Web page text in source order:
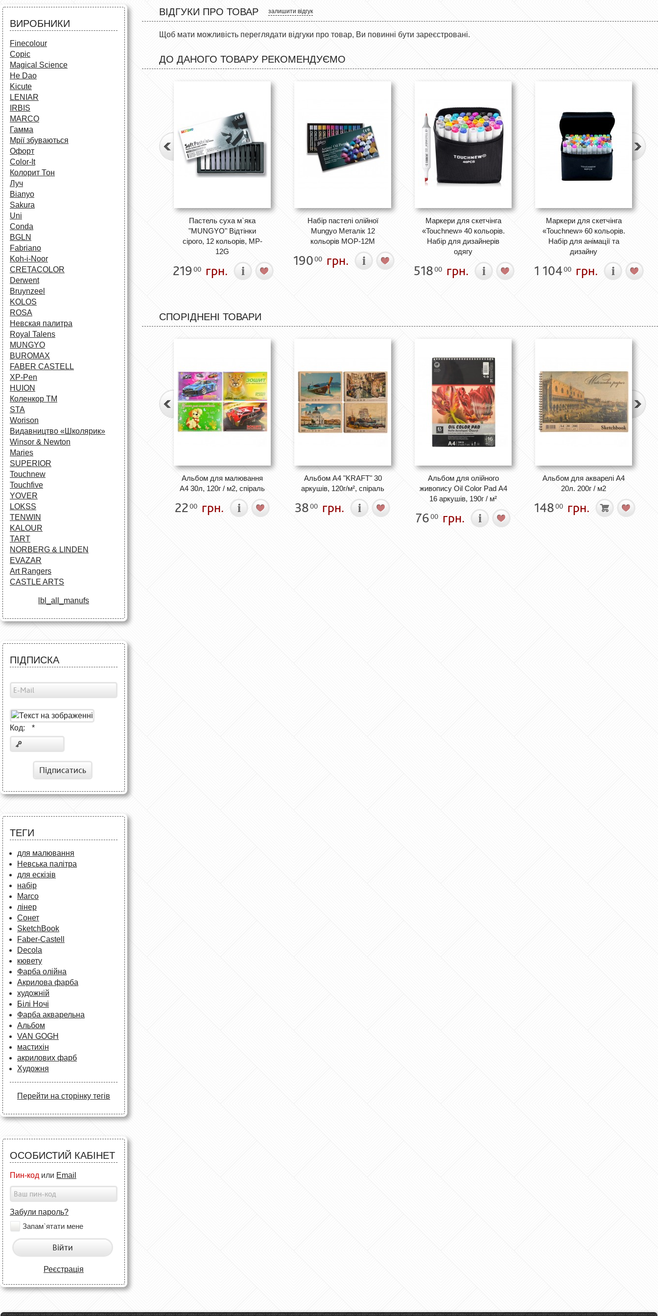
Аксесуари для школярів
ВИРОБНИКИ
Finecolour
Copic
Magical Science
He Dao
Kicute
LENIAR
IRBIS
MARCO
Гамма
Мрії збуваються
Офорт
Сolor-It
Колорит Тон
Луч
Bianyo
Sakura
Uni
Conda
BGLN
Fabriano
Koh-i-Noor
CRETACOLOR
Derwent
Bruynzeel
KOLOS
ROSA
Невская палитра
Royal Talens
MUNGYO
BUROMAX
FABER CASTELL
XP-Pen
HUION
Коленкор ТМ
STA
Worison
Видавництво «Школярик»
Winsor & Newton
Maries
SUPERIOR
Touchnew
Touchfive
YOVER
LOKSS
TENWIN
KALOUR
TART
NORBERG & LINDEN
EVAZAR
Art Rangers
CASTLE ARTS
lbl_all_manufs
ПІДПИСКА
Код: *
Підписатись
ТЕГИ
для малювання
Невська палітра
для ескізів
набір
Marco
лінер
Сонет
SketchBook
Faber-Castell
Decola
кювету
Фарба олійна
Акрилова фарба
художній
Білі Ночі
Фарба акварельна
Альбом
VAN GOGH
мастихін
акрилових фарб
Художня
Перейти на сторінку тегів
ОСОБИСТИЙ КАБІНЕТ
Пин-код или Email
Забули пароль?
Запам`ятати мене
Війти
Реєстрація
ВІДГУКИ ПРО ТОВАР залишити відгук
Щоб мати можливість переглядати відгуки про товар, Ви повинні бути зареєстровані.
ДО ДАНОГО ТОВАРУ РЕКОМЕНДУЄМО
Пастель суха м`яка
"MUNGYO" Відтінки
сірого, 12 кольорів, MP-
12G
219 00 грн.
Набір пастелі олійної
Mungyo Металік 12
кольорів МОР-12M
19000 грн.
Маркери для скетчінга
«Touchnew» 40 кольорів.
Набір для дизайнерів
одягу
51800 грн.
Маркери для скетчінга
«Touchnew» 60 кольорів.
Набір для анімації та
дизайну
1 10400 грн.
СПОРІДНЕНІ ТОВАРИ
Альбом для малювання
А4 30л, 120г / м2, спіраль
2200 грн.
Альбом А4 "KRAFT" 30
аркушів, 120г/м², спіраль
3800 грн.
Альбом для олійного
живопису Oil Color Pad А4
16 аркушів, 190г / м²
7600 грн.
Альбом для акварелі А4
20л. 200г / м2
14800 грн.